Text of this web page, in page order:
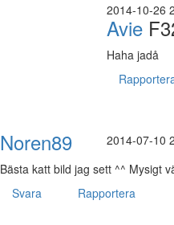
2014-10-26
Avie
Haha jadå
2014-07-10
Noren89
Bästa katt bild jag sett ^^ Mysigt
Svara
Rapportera